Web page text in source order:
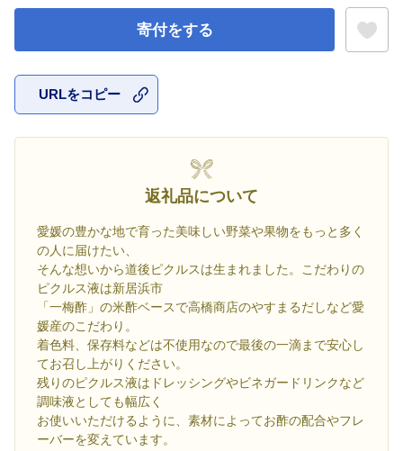
寄付をする
URLをコピー
返礼品について
愛媛の豊かな地で育った美味しい野菜や果物をもっと多く
の人に届けたい、
そんな想いから道後ピクルスは生まれました。こだわりの
ピクルス液は新居浜市
「一梅酢」の米酢ベースで高橋商店のやすまるだしなど愛
媛産のこだわり。
着色料、保存料などは不使用なので最後の一滴まで安心し
てお召し上がりください。
残りのピクルス液はドレッシングやビネガードリンクなど
調味液としても幅広く
お使いいただけるように、素材によってお酢の配合やフレ
ーバーを変えています。